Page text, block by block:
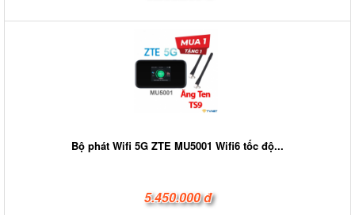
Bộ phát Wifi 5G ZTE MU5001 Wifi6 tốc độ...
5.450.000 đ